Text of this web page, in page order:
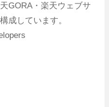
GORA・楽天ウェブサ
成しています。